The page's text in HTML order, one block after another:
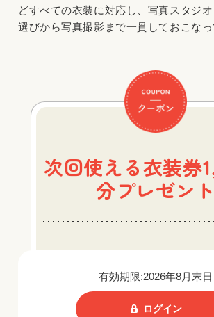
どすべての衣装に対応し、写真スタジ
選びから写真撮影まで一貫しておこなっ
次回使える衣装券
分プレゼント
有効期限:2026年8月末日
ログイン